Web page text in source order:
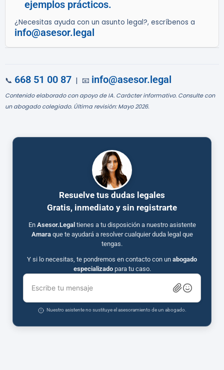
ejemplos prácticos.
¿Necesitas ayuda con un asunto legal?, escríbenos a
info@asesor.legal
📞 668 51 00 87 | 📧 info@asesor.legal
Contenido elaborado con apoyo de IA. Carácter informativo. Consulte con
un abogado colegiado. Última revisión: Mayo 2026.
Resuelve tus dudas legales
Gratis, inmediato y sin registrarte
En Asesor.Legal tienes a tu disposición a nuestro asistente
Amaraque te ayudará a resolver cualquier duda legal que
tengas.
Y si lo necesitas, te pondremos en contacto con un abogado
especializadopara tu caso.
Escribe tu mensaje
Nuestro asistente no sustituye el asesoramiento de un abogado.